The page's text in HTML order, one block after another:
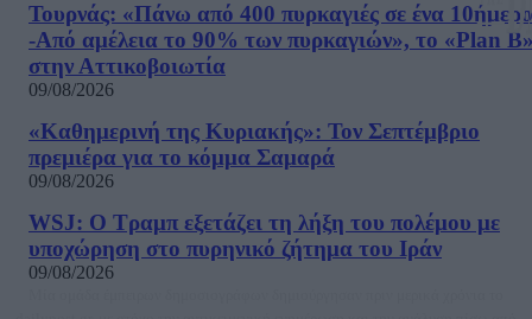
Τουρνάς: «Πάνω από 400 πυρκαγιές σε ένα 10ήμερο
-Από αμέλεια το 90% των πυρκαγιών», το «Plan
στην Αττικοβοιωτία
09/08/2026
«Καθημερινή της Κυριακής»: Τον Σεπτέμβριο
πρεμιέρα για το κόμμα Σαμαρά
09/08/2026
WSJ: Ο Τραμπ εξετάζει τη λήξη του πολέμου με
υποχώρηση στο πυρηνικό ζήτημα του Ιράν
09/08/2026